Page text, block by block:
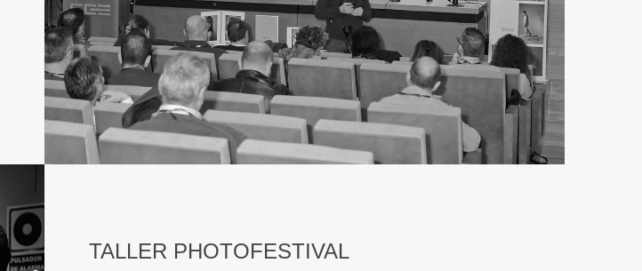
TALLER PHOTOFESTIVAL